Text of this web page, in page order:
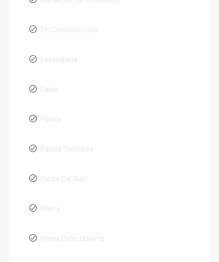
En Construcción
Lavandería
Palier
Parrilla
Parrilla Techada
Picos De Gas
Pileta
Pileta Descubierta